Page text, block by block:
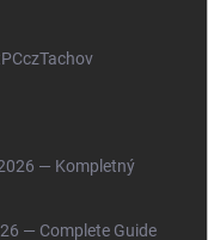
— Kompletný
— Complete Guide